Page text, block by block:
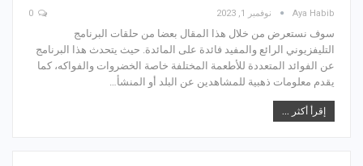
Aya Habib نوفمبر 1, 2023
سوف نستعرض من خلال هذا المقال بعضا من حلقات البرنامج
التليفزيوني الرائع والمفيد فائدة على المائدة. حيث يتحدث هذا البرنامج
عن الفوائد المتعددة للأطعمة المختلفة خاصة الخضروات والفواكه، كما
يقدم معلومات ذهبية للمشاهدين عن البلد أو المنشأ…
إقرأ أكثر ...